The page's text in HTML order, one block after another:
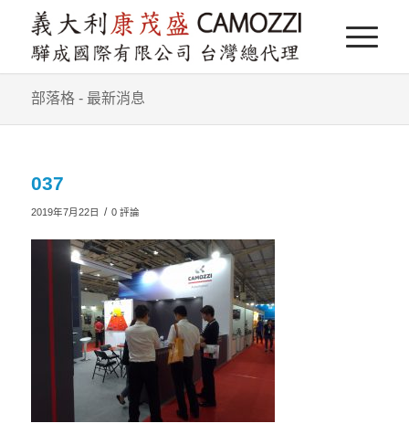
部落格 - 最新消息
037
2019年7月22日 / 0 評論